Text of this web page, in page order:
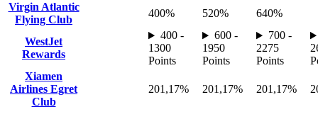
Virgin Atlantic
Flying Club
400% 520% 640%
WestJet
Rewards
400 -
1300
Points
600 -
1950
Points
700 -
2275
Points
Xiamen
Airlines Egret
Club
201,17% 201,17% 201,17%